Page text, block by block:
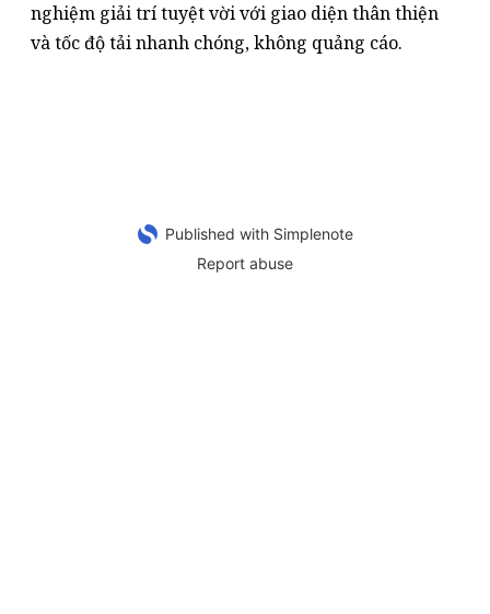
nghiệm giải trí tuyệt vời với giao diện thân thiện
và tốc độ tải nhanh chóng, không quảng cáo.
Published with Simplenote
Report abuse